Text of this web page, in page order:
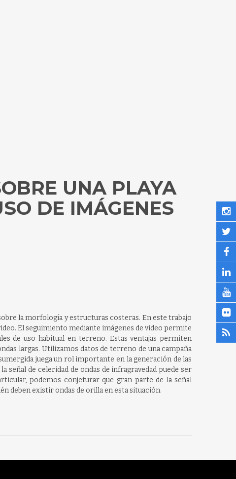
UNA PLAYA
DE IMÁGENES
la morfología y estructuras costeras. En este trabajo
El seguimiento mediante imágenes de video permite
de uso habitual en terreno. Estas ventajas permiten
largas. Utilizamos datos de terreno de una campaña
juega un rol importante en la generación de las
señal de celeridad de ondas de infragravedad puede ser
podemos conjeturar que gran parte de la señal
deben existir ondas de orilla en esta situación.